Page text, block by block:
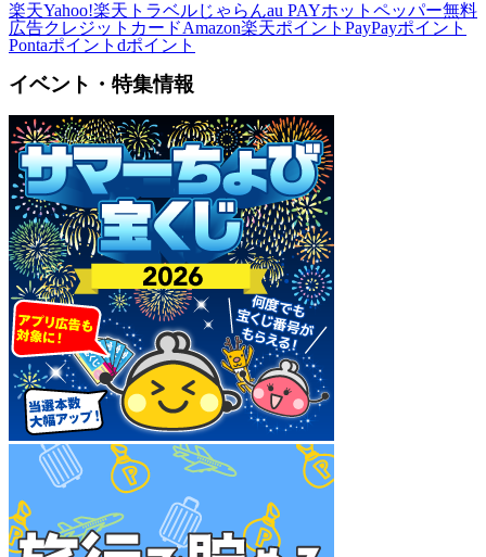
楽天Yahoo!楽天トラベルじゃらんau PAYホットペッパー無料
広告クレジットカードAmazon楽天ポイント PayPayポイント
Pontaポイント dポイント
イベント・特集情報